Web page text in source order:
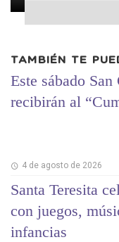
TAMBIÉN TE
Este sábado
recibirán al
4 de agosto de 2026
Santa Teresita
con juegos,
infancias